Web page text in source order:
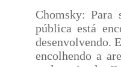
Chomsky: Para
pública está
desenvolvendo.
encolhendo a